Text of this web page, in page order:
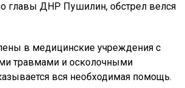
главы ДНР Пушилин, обстрел велся
в медицинские учреждения с
травмами и осколочными
вся необходимая помощь.